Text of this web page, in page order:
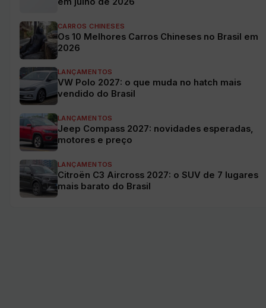
CARROS CHINESES
Os 10 Melhores Carros Chineses no Brasil em
2026
LANÇAMENTOS
VW Polo 2027: o que muda no hatch mais
vendido do Brasil
LANÇAMENTOS
Jeep Compass 2027: novidades esperadas,
motores e preço
LANÇAMENTOS
Citroën C3 Aircross 2027: o SUV de 7 lugares
mais barato do Brasil